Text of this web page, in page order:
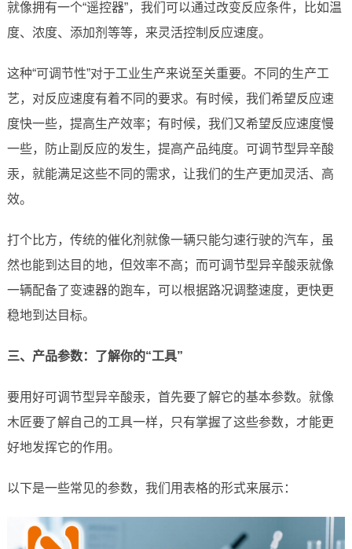
就像拥有一个“遥控器”，我们可以通过改变反应条件，比如温
度、浓度、添加剂等等，来灵活控制反应速度。
这种“可调节性”对于工业生产来说至关重要。不同的生产工
艺，对反应速度有着不同的要求。有时候，我们希望反应速
度快一些，提高生产效率；有时候，我们又希望反应速度慢
一些，防止副反应的发生，提高产品纯度。可调节型异辛酸
汞，就能满足这些不同的需求，让我们的生产更加灵活、高
效。
打个比方，传统的催化剂就像一辆只能匀速行驶的汽车，虽
然也能到达目的地，但效率不高；而可调节型异辛酸汞就像
一辆配备了变速器的跑车，可以根据路况调整速度，更快更
稳地到达目标。
三、产品参数：了解你的“工具”
要用好可调节型异辛酸汞，首先要了解它的基本参数。就像
木匠要了解自己的工具一样，只有掌握了这些参数，才能更
好地发挥它的作用。
以下是一些常见的参数，我们用表格的形式来展示：